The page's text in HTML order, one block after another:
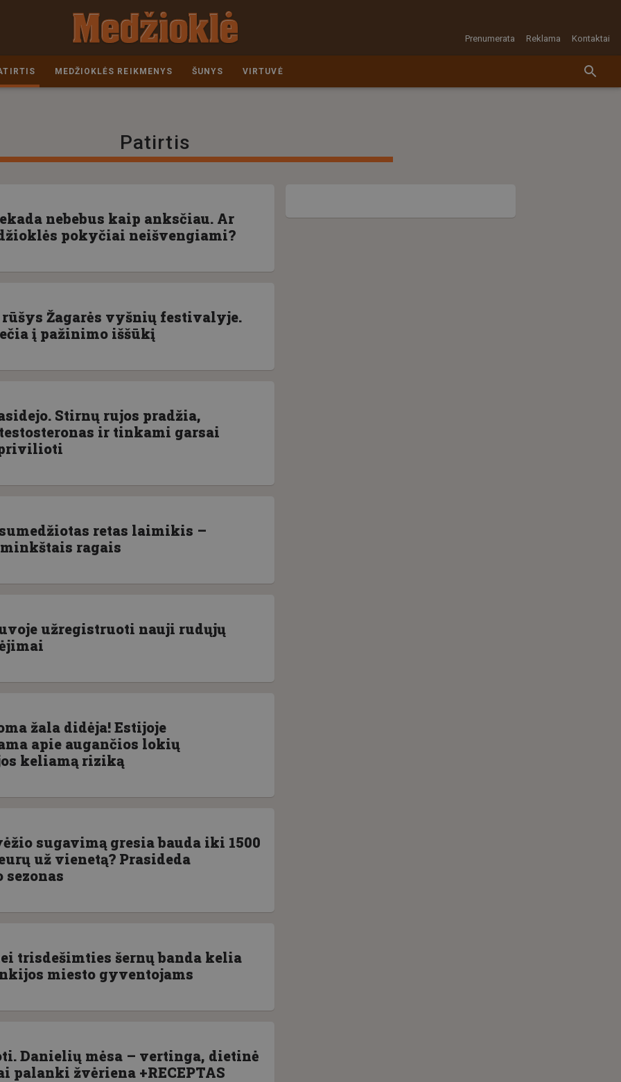
Prenumerata Reklama Kontaktai
MEDŽIOKLĖS REIKMENYS ŠUNYS VIRTUVĖ
Patirtis
nebebus kaip anksčiau. Ar
pokyčiai neišvengiami?
Žagarės vyšnių festivalyje.
į pažinimo iššūkį
Stirnų rujos pradžia,
ir tinkami garsai
retas laimikis –
ragais
užregistruoti nauji rudųjų
žala didėja! Estijoje
apie augančios lokių
keliamą riziką
sugavimą gresia bauda iki 1500
už vienetą? Prasideda
trisdešimties šernų banda kelia
miesto gyventojams
Danielių mėsa – vertinga, dietinė
palanki žvėriena +RECEPTAS